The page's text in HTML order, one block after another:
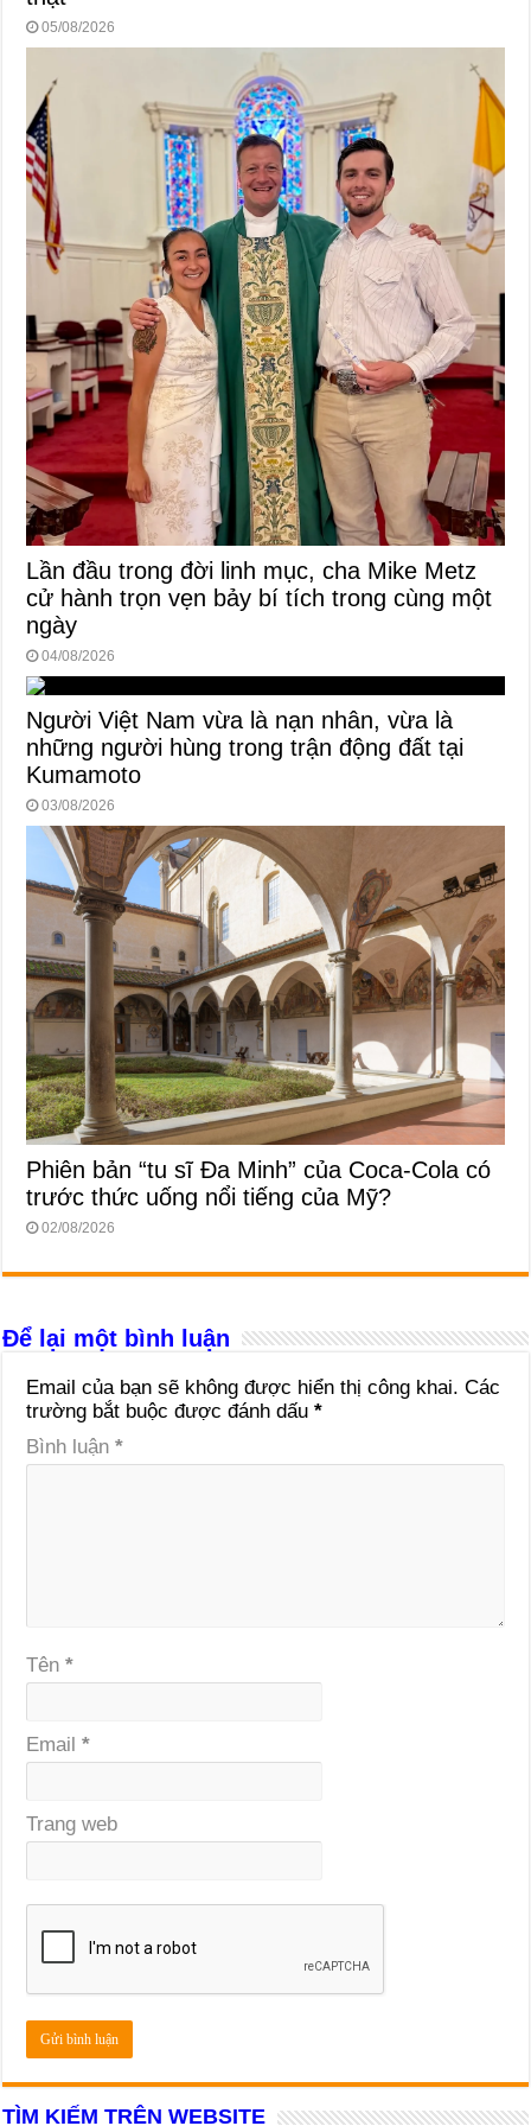
05/08/2026
Lần đầu trong đời linh mục, cha Mike Metz
cử hành trọn vẹn bảy bí tích trong cùng một
ngày
04/08/2026
Người Việt Nam vừa là nạn nhân, vừa là
những người hùng trong trận động đất tại
Kumamoto
03/08/2026
Phiên bản “tu sĩ Đa Minh” của Coca-Cola có
trước thức uống nổi tiếng của Mỹ?
02/08/2026
Để lại một bình luận
Email của bạn sẽ không được hiển thị công khai. Các
trường bắt buộc được đánh dấu*
Bình luận*
Tên*
Email*
Trang web
TÌM KIẾM TRÊN WEBSITE